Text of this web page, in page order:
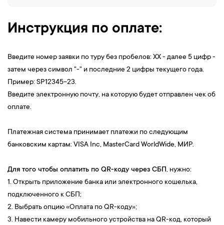
Инструкция по оплате:
Введите номер заявки по туру без пробелов: XX - далее 5 цифр -
затем через символ "-" и последние 2 цифры текущего года.
Пример: SP12345-23.
Введите электронную почту, на которую будет отправлен чек об
оплате.
Платежная система принимает платежи по следующим
банковским картам: VISA Inc, MasterCard WorldWide, МИР.
Для того чтобы оплатить по QR-коду через СБП, нужно:
1. Открыть приложение банка или электронного кошелька,
подключенного к СБП;
2. Выбрать опцию «Оплата по QR-коду»;
3. Навести камеру мобильного устройства на QR-код, который